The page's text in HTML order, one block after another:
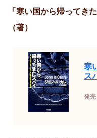
「寒い国から帰ってき
（著）
寒
ス
発